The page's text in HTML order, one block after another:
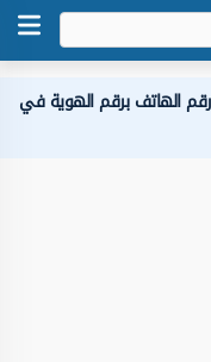
الهاتف برقم الهوية في